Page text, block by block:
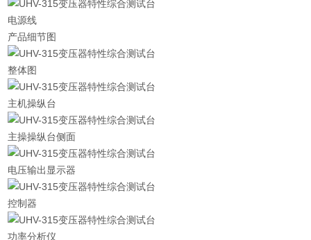
电源线
产品细节图
整体图
主机操纵台
主操操纵台侧面
电压输出显示器
控制器
功率分析仪